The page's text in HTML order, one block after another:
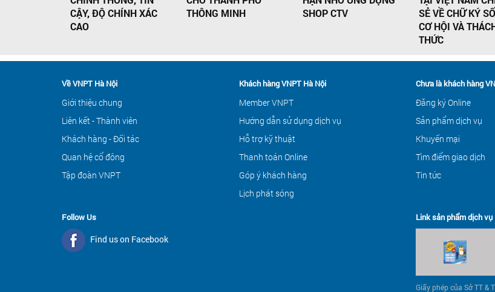
CẬY, ĐỘ CHÍNH XÁC
CAO
THÔNG MINH
SHOP CTV
SẺ VỀ CHỮ KÝ
CƠ HỘI VÀ
THỨC
Về VNPT Hà Nội
Giới thiệu chung
Liên kết - Thành viên
Khách hàng - Đối tác
Quan hệ cổ đông
Tập đoàn VNPT
Khách hàng VNPT Hà Nội
Member VNPT
Hướng dẫn sử dụng dịch vụ
Hỗ trợ kỹ thuật
Thanh toán Online
Góp ý khách hàng
Lịch phát sóng
Chưa là khách hàng
Đăng ký Online
Sản phẩm dịch vụ
Khuyến mại
Tìm điểm giao dịch
Tin tức
Link sản phẩm dịch vụ
Giấy phép của Sở TT &
Follow Us
Find us on Facebook